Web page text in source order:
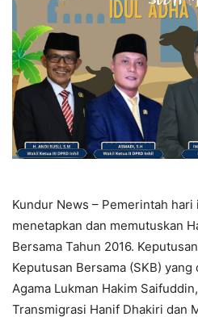
Kundur News – Pemerintah hari
menetapkan dan memutuskan
Bersama Tahun 2016.
Keputusan Bersama (SKB)
Agama Lukman Hakim
Transmigrasi Hanif Dhakiri dan